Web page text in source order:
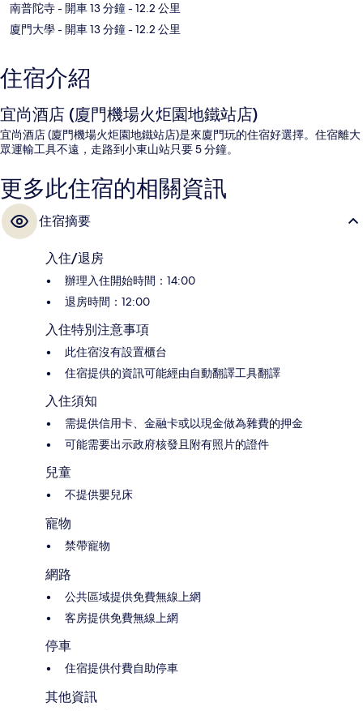
南普陀寺- 開車 13 分鐘- 12.2 公里
廈門大學- 開車 13 分鐘- 12.2 公里
住宿介紹
宜尚酒店 (廈門機場火炬園地鐵站店)
宜尚酒店 (廈門機場火炬園地鐵站店)是來廈門玩的住宿好選擇。住宿離大
眾運輸工具不遠，走路到小東山站只要 5 分鐘。
更多此住宿的相關資訊
住宿摘要
入住/退房
辦理入住開始時間：14:00
退房時間：12:00
入住特別注意事項
此住宿沒有設置櫃台
住宿提供的資訊可能經由自動翻譯工具翻譯
入住須知
需提供信用卡、金融卡或以現金做為雜費的押金
可能需要出示政府核發且附有照片的證件
兒童
不提供嬰兒床
寵物
禁帶寵物
網路
公共區域提供免費無線上網
客房提供免費無線上網
停車
住宿提供付費自助停車
其他資訊